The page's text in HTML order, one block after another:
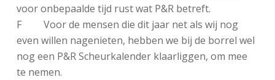
voor onbepaalde tijd rust wat P&R betreft.
F Voor de mensen die dit jaar net als wij nog
even willen nagenieten, hebben we bij de borrel wel
nog een P&R Scheurkalender klaarliggen, om mee
te nemen.